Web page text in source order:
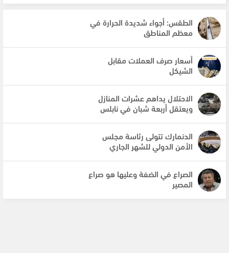
الطقس: أجواء شديدة الحرارة في
معظم المناطق
أسعار صرف العملات مقابل
الشيكل
الاحتلال يداهم عشرات المنازل
ويعتقل أربعة شبان في نابلس
الدنمارك تتولى رئاسة مجلس
الأمن الدولي للشهر الجاري
الصراع في الضفة وعليها هو صراع
المصير